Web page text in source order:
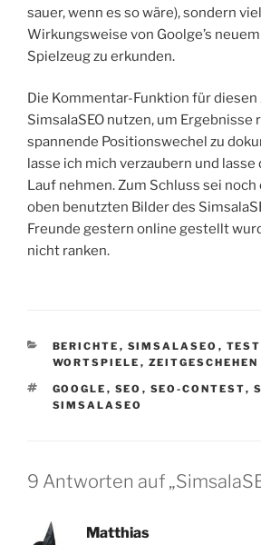
sauer, wenn es so wäre), sondern
Wirkungsweise von Goolge’s
Spielzeug zu erkunden.
Die Kommentar-Funktion für
SimsalaSEO nutzen, um Ergebnisse
spannende Positionswechel zu
lasse ich mich verzaubern und
Lauf nehmen. Zum Schluss sei
oben benutzten Bilder des
Freunde gestern online gestellt
nicht ranken.
KATEGORIEN
BERICHTE , SIMSALASEO ,
WORTSPIELE , ZEITGESCHEHEN
SCHLAGWÖRTER
GOOGLE , SEO , SEO-CONTEST,
SIMSALASEO
9 Antworten auf
Matthias